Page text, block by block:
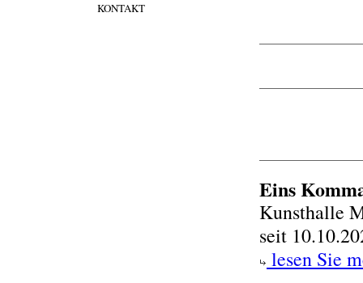
KONTAKT
Eins
Kunsthalle
seit
lesen Sie